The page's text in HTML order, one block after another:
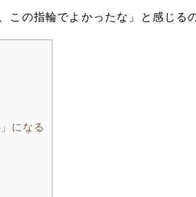
この指輪でよかったな」と感じる
になる